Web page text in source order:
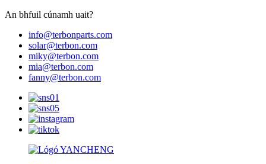
An bhfuil cúnamh uait?
info@terbonparts.com
solar@terbon.com
miky@terbon.com
mia@terbon.com
fanny@terbon.com